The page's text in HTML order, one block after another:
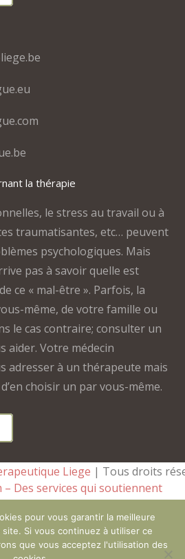
la thérapie
le stress au travail ou à
traumatisantes, etc… peuvent
psychologiques. Mais
pas à savoir quelle est
ce « mal-être ». Parfois, la
même, de votre famille ou
le cas contraire; consulter un
aider. Votre médecin
adresser à un thérapeute mais
choisir un par vous-même.
Liege | Tous droits
– Des services qui soutiennent
Protection de la Vie Privée
pour vous garantir la meilleure
Si vous continuez à utiliser ce
que vous acceptez l'utilisation des